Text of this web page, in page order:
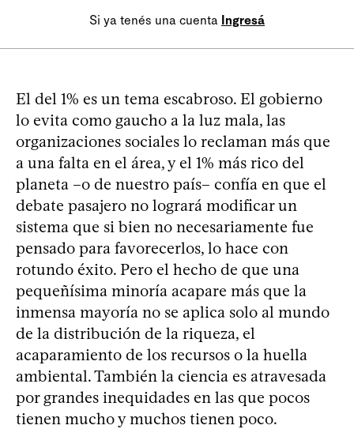
Si ya tenés una cuenta Ingresá
El del 1% es un tema escabroso. El gobierno
lo evita como gaucho a la luz mala, las
organizaciones sociales lo reclaman más que
a una falta en el área, y el 1% más rico del
planeta –o de nuestro país– confía en que el
debate pasajero no logrará modificar un
sistema que si bien no necesariamente fue
pensado para favorecerlos, lo hace con
rotundo éxito. Pero el hecho de que una
pequeñísima minoría acapare más que la
inmensa mayoría no se aplica solo al mundo
de la distribución de la riqueza, el
acaparamiento de los recursos o la huella
ambiental. También la ciencia es atravesada
por grandes inequidades en las que pocos
tienen mucho y muchos tienen poco.